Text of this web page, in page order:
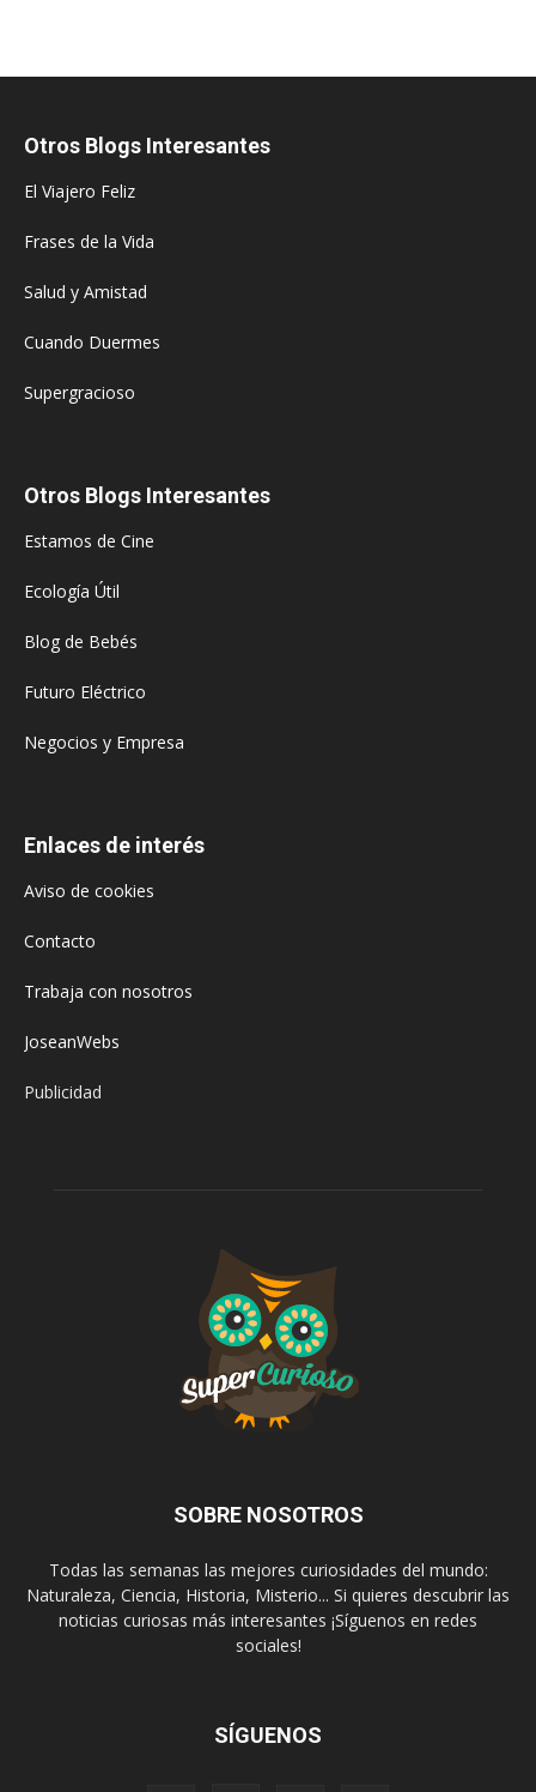
Otros Blogs Interesantes
El Viajero Feliz
Frases de la Vida
Salud y Amistad
Cuando Duermes
Supergracioso
Otros Blogs Interesantes
Estamos de Cine
Ecología Útil
Blog de Bebés
Futuro Eléctrico
Negocios y Empresa
Enlaces de interés
Aviso de cookies
Contacto
Trabaja con nosotros
JoseanWebs
Publicidad
SOBRE NOSOTROS
Todas las semanas las mejores curiosidades del mundo:
Naturaleza, Ciencia, Historia, Misterio... Si quieres descubrir las
noticias curiosas más interesantes ¡Síguenos en redes
sociales!
SÍGUENOS